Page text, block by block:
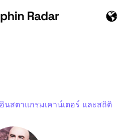
สตาแกรมเคาน์เตอร์ และสถิติ